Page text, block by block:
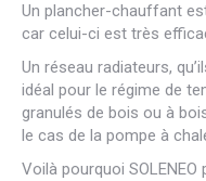
Un plancher-chauffant
car celui-ci est très
Un réseau radiateurs,
idéal pour le régime de
granulés de bois ou à
le cas de la pompe à
Voilà pourquoi